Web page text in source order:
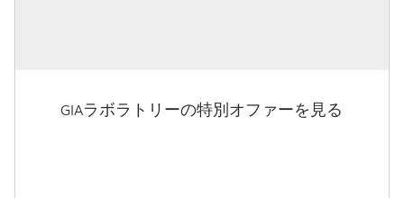
GIAラボラトリーの特別オファーを見る